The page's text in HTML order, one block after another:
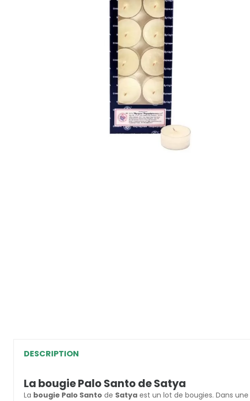
DESCRIPTION
La bougie Palo Santo de Satya
La bougie Palo Santo de Satya est un lot de bougies. Dans une